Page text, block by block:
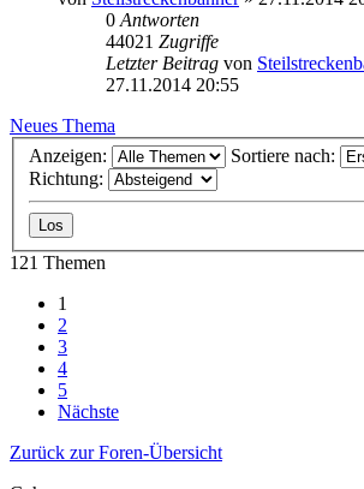
0 Antworten
44021 Zugriffe
Letzter Beitrag von
27.11.2014 20:55
Neues Thema
Anzeigen:
Sortiere nach:
Richtung:
121 Themen
1
2
3
4
5
Nächste
Zurück zur Foren-Übersicht